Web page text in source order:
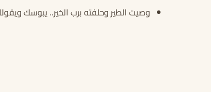
وصيت الطير وحلفته برب الخير.. يبوسك